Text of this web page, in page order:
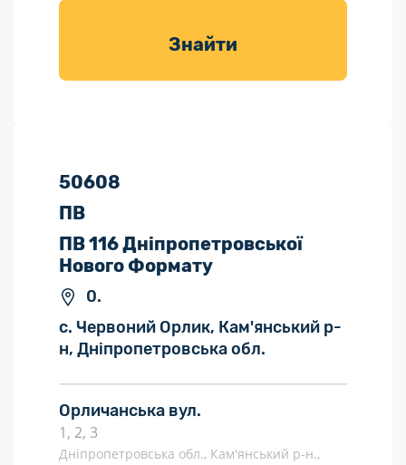
товарів для
Знайти
50608
ПВ
ПВ 116 Дніпропетровської
Нового Формату
0.
с. Червоний Орлик, Кам'янський р-
н, Дніпропетровська обл.
Орличанська вул.
1, 2, 3
Дніпропетровська обл., Кам'янський р-н.,